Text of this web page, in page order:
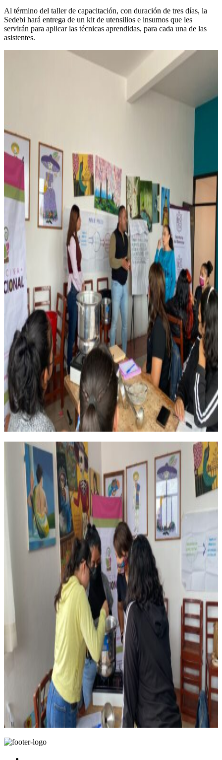
Al término del taller de capacitación, con duración de tres días, la
Sedebi hará entrega de un kit de utensilios e insumos que les
servirán para aplicar las técnicas aprendidas, para cada una de las
asistentes.